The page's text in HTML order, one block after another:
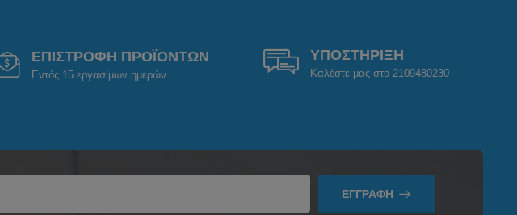
ΕΠΙΣΤΡΟΦΗ ΠΡΟΪΟΝΤΩΝ
Εντός 15 εργασίμων ημερών
ΥΠΟΣΤΗΡΙΞΗ
Καλέστε μας στο 2109480230
ΕΓΓΡΑΦΉ